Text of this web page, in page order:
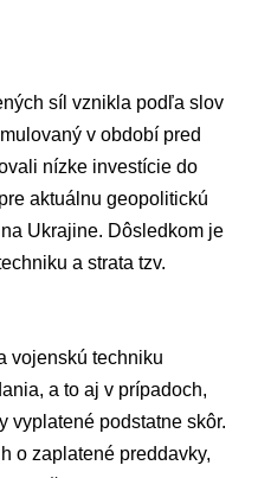
síl vznikla podľa slov
v období pred
nízke investície do
aktuálnu geopolitickú
Ukrajine. Dôsledkom je
a strata tzv.
vojenskú techniku
a to aj v prípadoch,
vyplatené podstatne skôr.
o zaplatené preddavky,